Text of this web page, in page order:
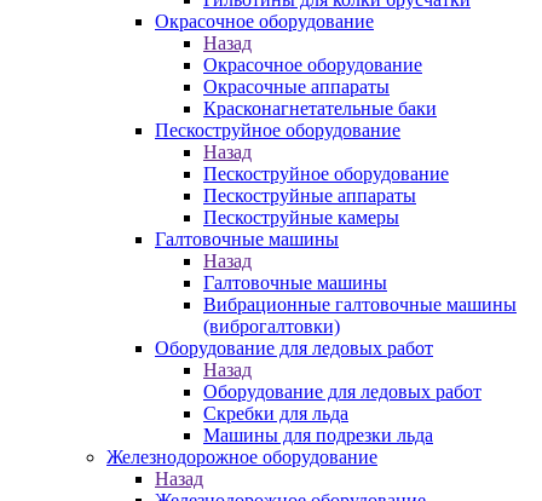
Окрасочное оборудование
Назад
Окрасочное оборудование
Окрасочные аппараты
Красконагнетательные баки
Пескоструйное оборудование
Назад
Пескоструйное оборудование
Пескоструйные аппараты
Пескоструйные камеры
Галтовочные машины
Назад
Галтовочные машины
Вибрационные галтовочные машины
(виброгалтовки)
Оборудование для ледовых работ
Назад
Оборудование для ледовых работ
Скребки для льда
Машины для подрезки льда
Железнодорожное оборудование
Назад